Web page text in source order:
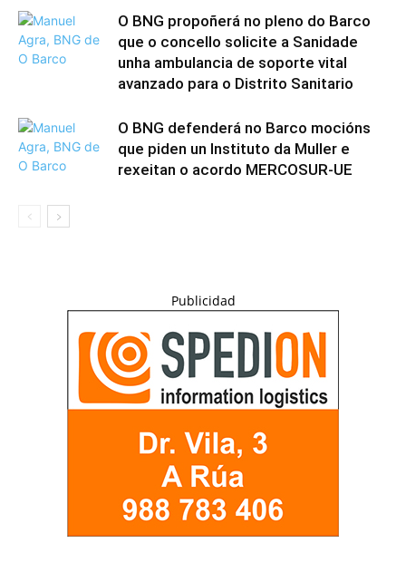
O BNG propoñerá no pleno do Barco
que o concello solicite a Sanidade
unha ambulancia de soporte vital
avanzado para o Distrito Sanitario
O BNG defenderá no Barco mocións
que piden un Instituto da Muller e
rexeitan o acordo MERCOSUR-UE
Publicidad